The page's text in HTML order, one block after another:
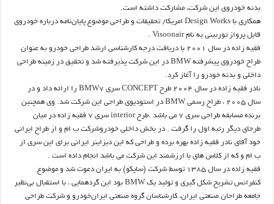
بدنه خودروی این شرکت، مشارکت داشته است.
همکاری با Design Works امریکا/ تحقیقات و طراحی موضوع پایان‌نامه درباره خودروی
قابل پرواز توربینی به نام Visoonair .
فقیه زاده در سال 2001 با دریافت درجه کارشناسی ارشد طراحی خودرو به عنوان
طراح خودروی پیشرفته BMW در این شرکت پذیرفته شد و تحقیق در زمینه طراحی
داخلی و بدنه خودرو را آغاز کرد.
نادر فقیه زاده در سال 2004 طرح CONCEPT سری BMW7 را ارائه داد و در
سال 2005 ، طراح رسمی BMW در استودیوی طراحی این شرکت شد. وی همچنین
برنده مسابقه طراحی سری 7 می باشد .طرح interior سری 7 فقیه زاده در میان
طرحای دیگر رتبه اول را گرفت . در بخش داخلی خودروشرکت ب ام و از طراح ایرانی
خود آقای نادر فقیه زاده بهره برده و طراحی که این دیزاینر ایرانی برای این سری از
ب ام و که از کلاس های با ارزشمند این شرکت می باشد انجام داده است .
فقیه زاده در سال 1385 توسط شرکت (ساپکو) به ایران دعوت شد و موضوع
کنفرانس تشریح شکل گیری و تولید یک BMW بود این گردهمایی ، با استقبال بی‌نظیر
جامعه طراحان صنعتی ایران، کارشناسان گروه صنعتی ایران‌خودرو و شرکت طراحی